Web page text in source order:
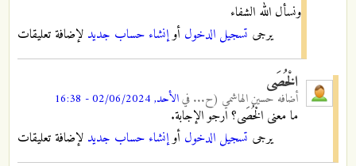
ونسأل الله الشفاء
يرجى تسجيل الدخول أوإنشاء حساب جديد لإضافة تعليقات
الْخُصَى
أضافه حسين الهاشمي (ح... فيالأحد, 02/06/2024 - 16:38
ما معنى الْخُصَى؟ ارجو الإجابة.
يرجى تسجيل الدخول أوإنشاء حساب جديد لإضافة تعليقات